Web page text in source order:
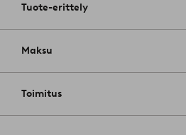
Tuote-erittely
Maksu
Toimitus